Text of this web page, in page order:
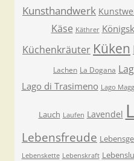
Kunsthandwerk
Käse Käthrer
Küchenkräuter Küken
Lachen La Dogana
Lago di Trasimeno Lago
Lauch Laufen Lavendel
Lebensfreude
Lebenskette Lebenskraft